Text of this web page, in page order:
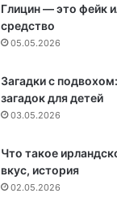
Глицин — это фейк
средство
05.05.2026
Загадки с
загадок для детей
03.05.2026
Что такое
вкус, история
02.05.2026